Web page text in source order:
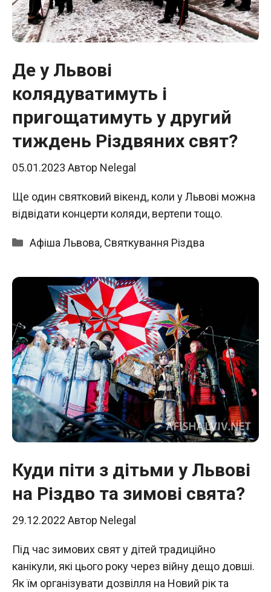
Де у Львові
колядуватимуть і
пригощатимуть у другий
тиждень Різдвяних свят?
05.01.2023 Автор Nelegal
Ще один святковий вікенд, коли у Львові можна
відвідати концерти коляди, вертепи тощо.
Категорії
Афіша Львова, Святкування Різдва
Куди піти з дітьми у Львові
на Різдво та зимові свята?
29.12.2022 Автор Nelegal
Під час зимових свят у дітей традиційно
канікули, які цього року через війну дещо довші.
Як їм організувати дозвілля на Новий рік та